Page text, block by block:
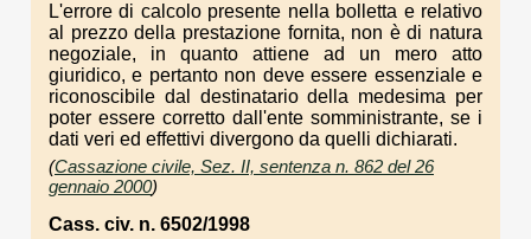
L'errore di calcolo presente nella bolletta e relativo
al prezzo della prestazione fornita, non è di natura
negoziale, in quanto attiene ad un mero atto
giuridico, e pertanto non deve essere essenziale e
riconoscibile dal destinatario della medesima per
poter essere corretto dall'ente somministrante, se i
dati veri ed effettivi divergono da quelli dichiarati.
(Cassazione civile, Sez. II, sentenza n. 862 del 26
gennaio 2000)
Cass. civ. n. 6502/1998